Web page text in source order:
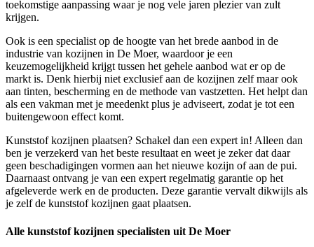
toekomstige aanpassing waar je nog vele jaren plezier van zult
krijgen.
Ook is een specialist op de hoogte van het brede aanbod in de
industrie van kozijnen in De Moer, waardoor je een
keuzemogelijkheid krijgt tussen het gehele aanbod wat er op de
markt is. Denk hierbij niet exclusief aan de kozijnen zelf maar ook
aan tinten, bescherming en de methode van vastzetten. Het helpt dan
als een vakman met je meedenkt plus je adviseert, zodat je tot een
buitengewoon effect komt.
Kunststof kozijnen plaatsen? Schakel dan een expert in! Alleen dan
ben je verzekerd van het beste resultaat en weet je zeker dat daar
geen beschadigingen vormen aan het nieuwe kozijn of aan de pui.
Daarnaast ontvang je van een expert regelmatig garantie op het
afgeleverde werk en de producten. Deze garantie vervalt dikwijls als
je zelf de kunststof kozijnen gaat plaatsen.
Alle kunststof kozijnen specialisten uit De Moer